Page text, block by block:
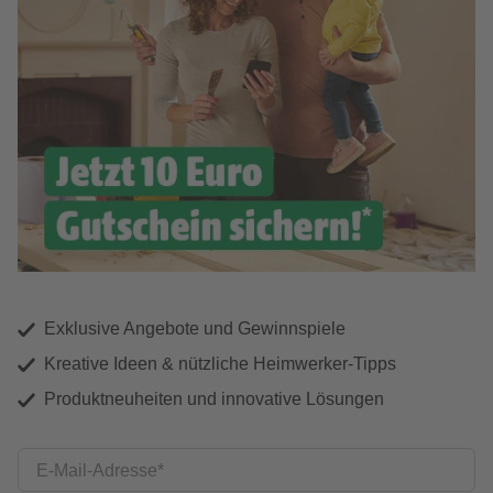
Exklusive Angebote und Gewinnspiele
Kreative Ideen & nützliche Heimwerker-Tipps
Produktneuheiten und innovative Lösungen
E-Mail-Adresse